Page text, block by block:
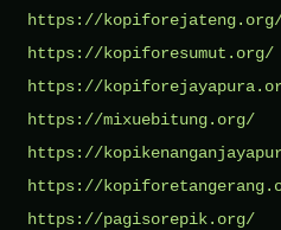
https://
https://kopiforesumut.org/
https://
https://mixuebitung.org/
https://
https://
https://pagisorepik.org/